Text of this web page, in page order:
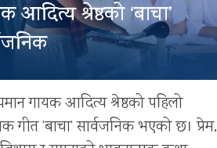
आदित्य श्रेष्ठको ‘बाचा’
गायक आदित्य श्रेष्ठको पहिलो
गीत ‘बाचा’ सार्वजनिक भएको छ। प्रेम,